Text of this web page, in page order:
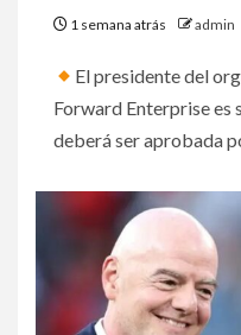
1 semana atrás admin
El presidente del
Forward Enterprise es
deberá ser aprobada